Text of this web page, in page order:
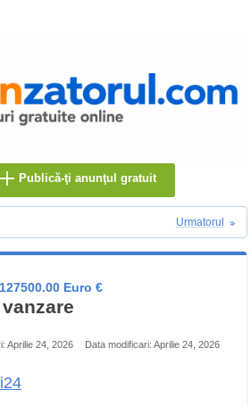
Publică-ţi anunţul gratuit
Urmatorul
127500.00 Euro €
Aprilie 24, 2026 Data modificari: Aprilie 24, 2026